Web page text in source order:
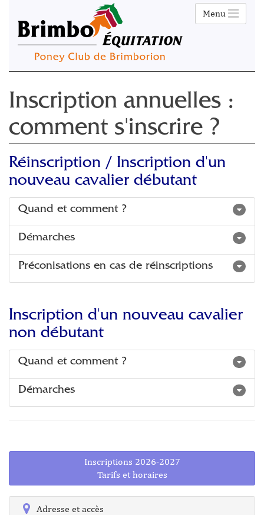
Menu
Inscription annuelles :
comment s'inscrire ?
Réinscription / Inscription d'un
nouveau cavalier débutant
Quand et comment ?
Démarches
Préconisations en cas de réinscriptions
Inscription d'un nouveau cavalier
non débutant
Quand et comment ?
Démarches
Inscriptions 2026-2027
Tarifs et horaires
Adresse et accès